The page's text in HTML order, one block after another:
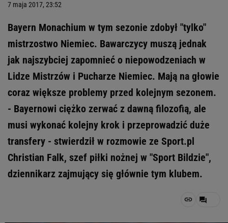
7 maja 2017, 23:52
Bayern Monachium w tym sezonie zdobył "tylko"
mistrzostwo Niemiec. Bawarczycy muszą jednak
jak najszybciej zapomnieć o niepowodzeniach w
Lidze Mistrzów i Pucharze Niemiec. Mają na głowie
coraz większe problemy przed kolejnym sezonem.
- Bayernowi ciężko zerwać z dawną filozofią, ale
musi wykonać kolejny krok i przeprowadzić duże
transfery - stwierdził w rozmowie ze Sport.pl
Christian Falk, szef piłki nożnej w "Sport Bildzie",
dziennikarz zajmujący się głównie tym klubem.